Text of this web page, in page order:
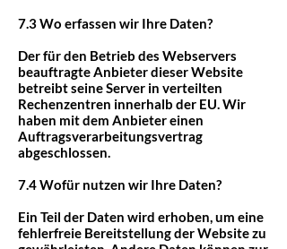
7.3 Wo erfassen wir Ihre Daten?
Der für den Betrieb des Webservers
beauftragte Anbieter dieser Website
betreibt seine Server in verteilten
Rechenzentren innerhalb der EU. Wir
haben mit dem Anbieter einen
Auftragsverarbeitungsvertrag
abgeschlossen.
7.4 Wofür nutzen wir Ihre Daten?
Ein Teil der Daten wird erhoben, um eine
fehlerfreie Bereitstellung der Website zu